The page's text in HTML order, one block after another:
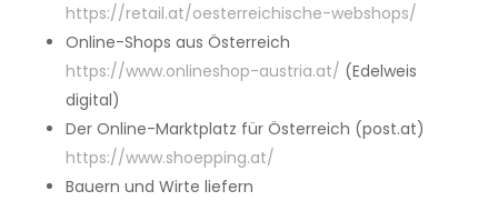
https://retail.at/oesterreichische-webshops/
Online-Shops aus Österreich
https://www.onlineshop-austria.at/ (Edelweis
digital)
Der Online-Marktplatz für Österreich (post.at)
https://www.shoepping.at/
Bauern und Wirte liefern